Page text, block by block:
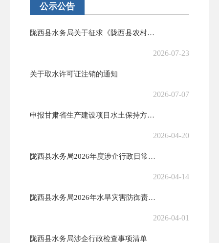
公示公告
陇西县水务局关于征求《陇西县农村饮用水供水管理办法（征求意见稿）》意...
2026-07-23
关于取水许可证注销的通知
2026-07-07
申报甘肃省生产建设项目水土保持方案评审专家库专家的公示
2026-04-20
陇西县水务局2026年度涉企行政日常、联合检查计划备案
2026-04-14
陇西县水务局2026年水旱灾害防御责任人公示
2026-04-01
陇西县水务局涉企行政检查事项清单